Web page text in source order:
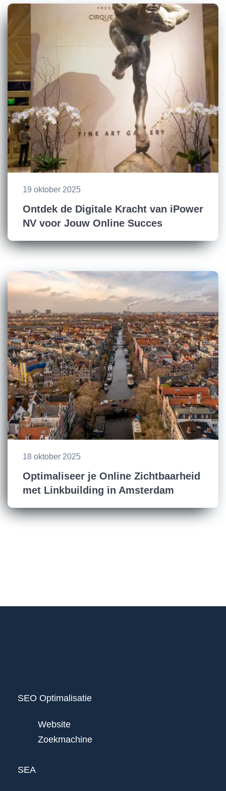
19 oktober 2025
Ontdek de Digitale Kracht van iPower
NV voor Jouw Online Succes
18 oktober 2025
Optimaliseer je Online Zichtbaarheid
met Linkbuilding in Amsterdam
SEO Optimalisatie
Website
Zoekmachine
SEA